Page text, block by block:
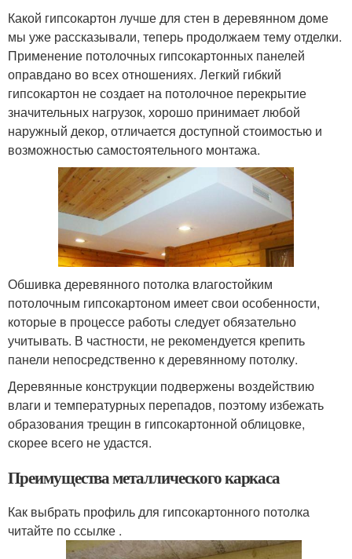
Какой гипсокартон лучше для стен в деревянном доме
мы уже рассказывали, теперь продолжаем тему отделки.
Применение потолочных гипсокартонных панелей
оправдано во всех отношениях. Легкий гибкий
гипсокартон не создает на потолочное перекрытие
значительных нагрузок, хорошо принимает любой
наружный декор, отличается доступной стоимостью и
возможностью самостоятельного монтажа.
Обшивка деревянного потолка влагостойким
потолочным гипсокартоном имеет свои особенности,
которые в процессе работы следует обязательно
учитывать. В частности, не рекомендуется крепить
панели непосредственно к деревянному потолку.
Деревянные конструкции подвержены воздействию
влаги и температурных перепадов, поэтому избежать
образования трещин в гипсокартонной облицовке,
скорее всего не удастся.
Преимущества металлического каркаса
Как выбрать профиль для гипсокартонного потолка
читайте по ссылке .